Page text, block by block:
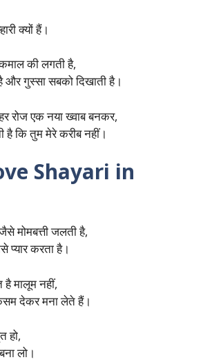
क्यों हैं।
की लगती है,
और गुस्सा सबको दिखाती है।
रोज एक नया ख्वाब बनकर,
है कि तुम मेरे करीब नहीं।
Shayari in
मोमबत्ती जलती है,
प्यार करता है।
है मालूम नहीं,
देकर मना लेते हैं।
हो,
लो।